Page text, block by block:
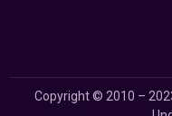
Copyright © 2010 –